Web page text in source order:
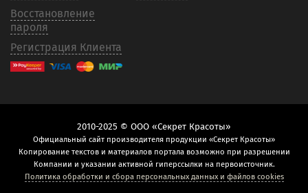
Восстановление
пароля
Регистрация Клиента
2010-2025 © ООО «Секрет Красоты»
Официальный сайт производителя продукции «Секрет Красоты»
Копирование текстов и материалов портала возможно при разрешении
Компании и указании активной гиперссылки на первоисточник.
Политика обработки и сбора персональных данных и файлов cookies